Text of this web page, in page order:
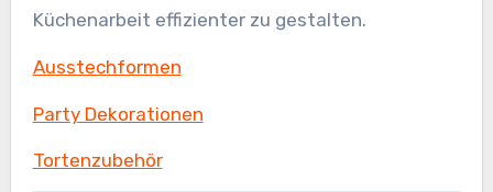
Küchenarbeit effizienter zu gestalten.
Ausstechformen
Party Dekorationen
Tortenzubehör